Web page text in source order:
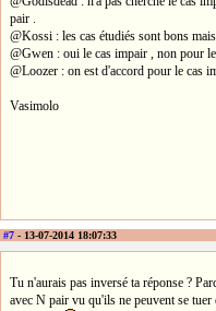
pair .
@Kossi : les cas étudiés sont bons
@Gwen : oui le cas impair , non pour
@Loozer : on est d'accord pour le cas
Vasimolo
#7 - 13-07-2014 18:07:33
Tu n'aurais pas inversé ta réponse ?
avec N pair vu qu'ils ne peuvent se